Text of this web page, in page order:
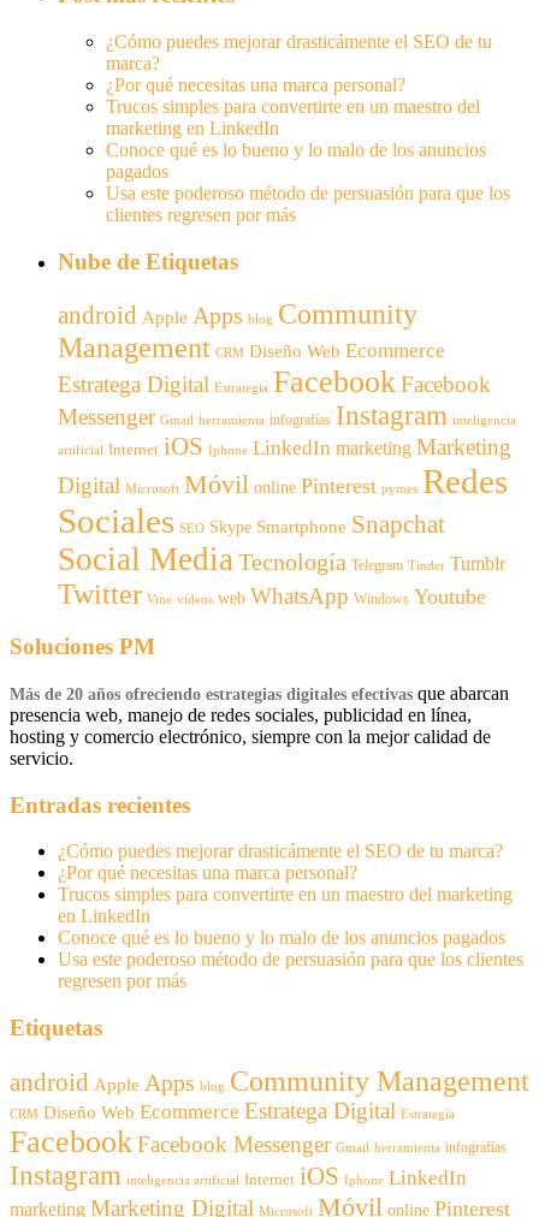
¿Cómo puedes mejorar drasticámente el SEO de tu
marca?
¿Por qué necesitas una marca personal?
Trucos simples para convertirte en un maestro del
marketing en LinkedIn
Conoce qué es lo bueno y lo malo de los anuncios
pagados
Usa este poderoso método de persuasión para que los
clientes regresen por más
Nube de Etiquetas
android Apple Apps blog Community
Management CRM Diseño Web Ecommerce
Estratega Digital Estrategia FacebookFacebook
Messenger Gmail herramienta infografías Instagram inteligencia
artificial Internet iOS Iphone LinkedIn marketing Marketing
Digital Microsoft Móvil online Pinterest pymes Redes
Sociales SEO Skype Smartphone Snapchat
Social MediaTecnología Telegram Tinder Tumblr
Twitter Vine vídeos web WhatsApp Windows Youtube
Soluciones PM
Más de 20 años ofreciendo estrategias digitales efectivas que abarcan
presencia web, manejo de redes sociales, publicidad en línea,
hosting y comercio electrónico, siempre con la mejor calidad de
servicio.
Entradas recientes
¿Cómo puedes mejorar drasticámente el SEO de tu marca?
¿Por qué necesitas una marca personal?
Trucos simples para convertirte en un maestro del marketing
en LinkedIn
Conoce qué es lo bueno y lo malo de los anuncios pagados
Usa este poderoso método de persuasión para que los clientes
regresen por más
Etiquetas
android Apple Apps blog Community Management
CRM Diseño Web Ecommerce Estratega Digital Estrategia
FacebookFacebook Messenger Gmail herramienta infografías
Instagram inteligencia artificial Internet iOS Iphone LinkedIn
marketing Marketing Digital Microsoft Móvil online Pinterest